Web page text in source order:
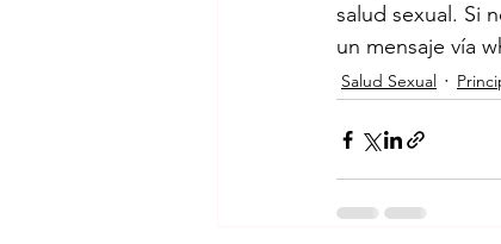
salud sexual. Si
un mensaje vía
Salud Sexual